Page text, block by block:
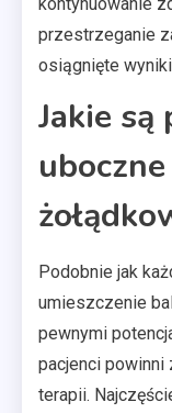
przestrzeganie
osiągnięte
Jakie
Podobnie jak
umieszczenie
pewnymi
pacjenci powinni
terapii.